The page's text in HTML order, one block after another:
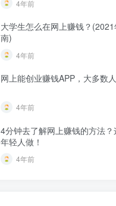
4年前
大学生怎么在网上赚钱？
南)
4年前
网上能创业赚钱APP，大多数
4年前
4分钟去了解网上赚钱的方法
年轻人做！
4年前